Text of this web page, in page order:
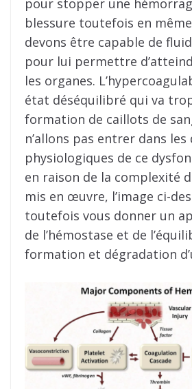
pour stopper une
blessure toutefois en
devons être capable de
pour lui permettre
les organes.
état déséquilibré qui va
formation de caillots de
n’allons pas entrer dans
physiologiques de ce
en raison de la complexité
mis en œuvre, l’image ci-
toutefois vous donner un
de l’hémostase et de
formation et dégradation